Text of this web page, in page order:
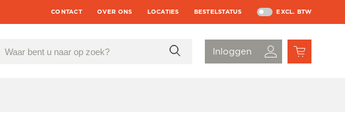
CONTACT OVER ONS LOCATIES BESTELSTATUS EXCL. BTW